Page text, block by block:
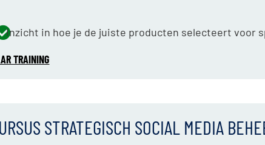
Inzicht in hoe je de juiste producten selecteert voor
TRAINING
STRATEGISCH SOCIAL MEDIA